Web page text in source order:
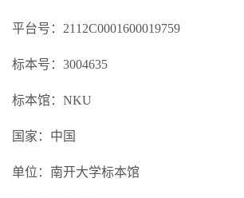
平台号：2112C0001600019759
标本号：3004635
标本馆：NKU
国家：中国
单位：南开大学标本馆